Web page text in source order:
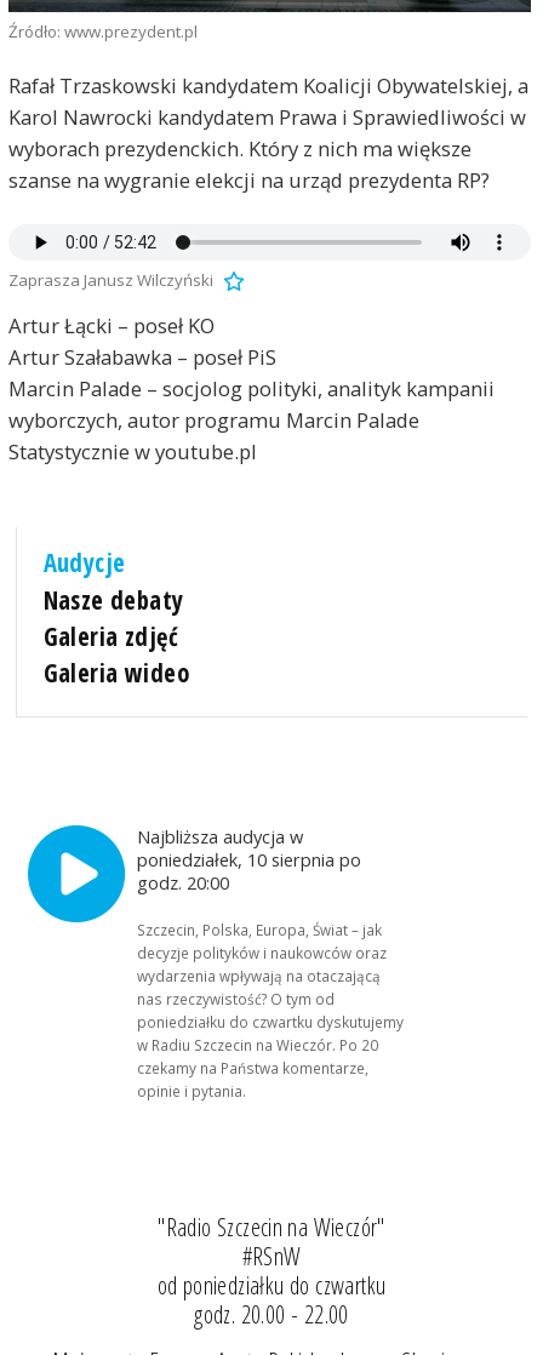
Źródło: www.prezydent.pl
Rafał Trzaskowski kandydatem Koalicji Obywatelskiej, a
Karol Nawrocki kandydatem Prawa i Sprawiedliwości w
wyborach prezydenckich. Który z nich ma większe
szanse na wygranie elekcji na urząd prezydenta RP?
Zaprasza Janusz Wilczyński
Artur Łącki – poseł KO
Artur Szałabawka – poseł PiS
Marcin Palade – socjolog polityki, analityk kampanii
wyborczych, autor programu Marcin Palade
Statystycznie w youtube.pl
Audycje
Nasze debaty
Galeria zdjęć
Galeria wideo
Najbliższa audycja w
poniedziałek, 10 sierpnia po
godz. 20:00
Szczecin, Polska, Europa, Świat – jak
decyzje polityków i naukowców oraz
wydarzenia wpływają na otaczającą
nas rzeczywistość? O tym od
poniedziałku do czwartku dyskutujemy
w Radiu Szczecin na Wieczór. Po 20
czekamy na Państwa komentarze,
opinie i pytania.
"Radio Szczecin na Wieczór"
#RSnW
od poniedziałku do czwartku
godz. 20.00 - 22.00